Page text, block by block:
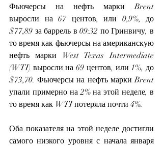
Фьючерсы на нефть марки Brent
выросли на 67 центов, или 0,9%, до
$77,89 за баррель в 09:32 по Гринвичу, в
то время как фьючерсы на американскую
нефть марки West Texas Intermediate
(WTI) выросли на 69 центов, или 1%, до
$73,70. Фьючерсы на нефть марки Brent
упали примерно на 2% на этой неделе, в
то время как WTI потеряла почти 4%.
Оба показателя на этой неделе достигли
самого низкого уровня с начала января